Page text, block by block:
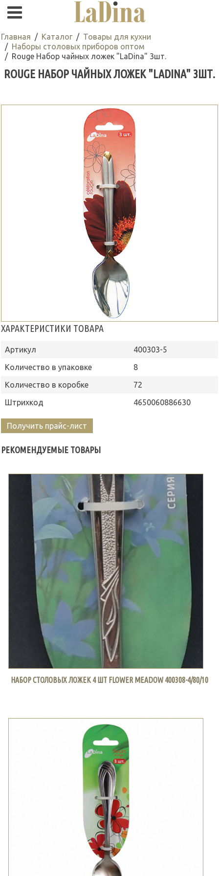
Главная Каталог
Товары для кухни
Наборы столовых приборов оптом
Rouge Набор чайных ложек "LaDina" 3шт.
ROUGE НАБОР ЧАЙНЫХ ЛОЖЕК "LADINA" 3ШТ.
ХАРАКТЕРИСТИКИ ТОВАРА
Артикул
400303-5
Количество в упаковке
8
Количество в коробке
72
Штрихкод
4650060886630
Получить прайс-лист
РЕКОМЕНДУЕМЫЕ ТОВАРЫ
НАБОР СТОЛОВЫХ ЛОЖЕК 4 ШТ FLOWER MEADOW 400308-4/80/10